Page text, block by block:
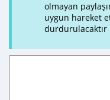
olmayan
uygun hareket
durdurulacaktır